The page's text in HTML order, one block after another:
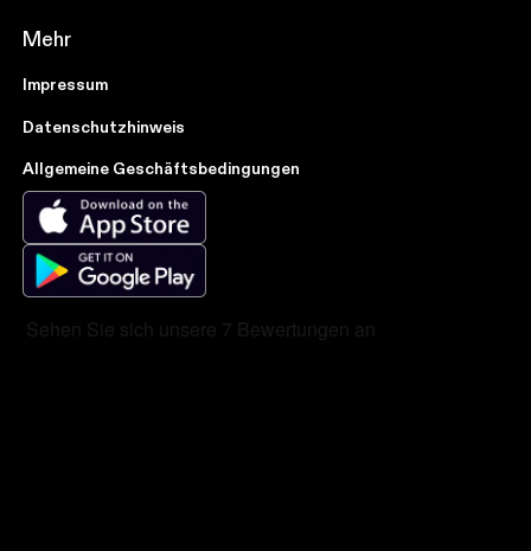
Mehr
Impressum
Datenschutzhinweis
Allgemeine Geschäftsbedingungen